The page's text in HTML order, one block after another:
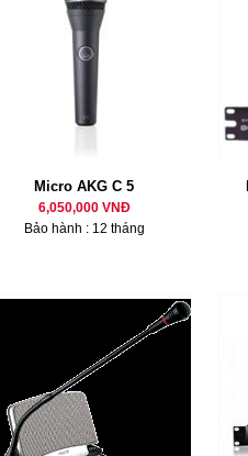
Micro AKG C 5
6,050,000 VNĐ
Bảo hành : 12 tháng